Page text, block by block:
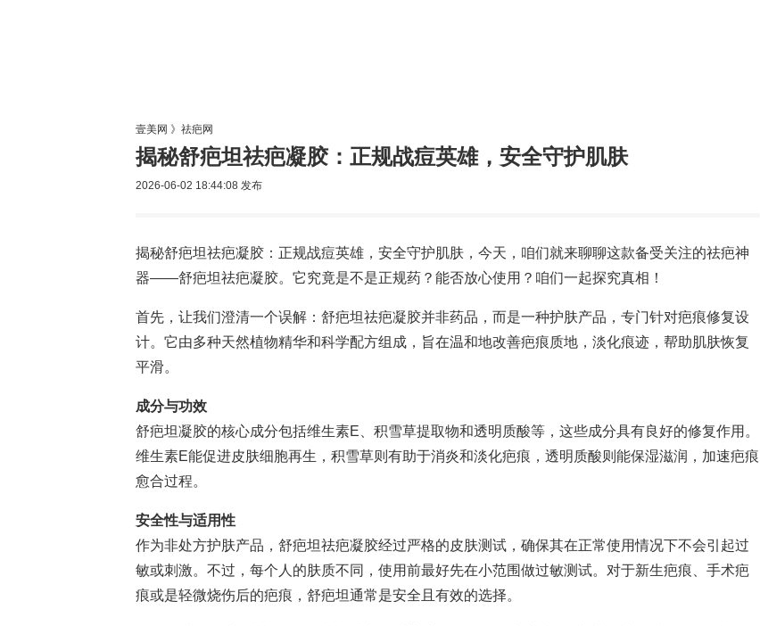
壹美网 》 祛疤网
揭秘舒疤坦祛疤凝胶：正规战痘英雄，安全守护肌肤
2026-06-02 18:44:08 发布
揭秘舒疤坦祛疤凝胶：正规战痘英雄，安全守护肌肤，今天，咱们就来聊聊这款备受关注的祛疤神
器——舒疤坦祛疤凝胶。它究竟是不是正规药？能否放心使用？咱们一起探究真相！
首先，让我们澄清一个误解：舒疤坦祛疤凝胶并非药品，而是一种护肤产品，专门针对疤痕修复设
计。它由多种天然植物精华和科学配方组成，旨在温和地改善疤痕质地，淡化痕迹，帮助肌肤恢复
平滑。
成分与功效
舒疤坦凝胶的核心成分包括维生素E、积雪草提取物和透明质酸等，这些成分具有良好的修复作用。
维生素E能促进皮肤细胞再生，积雪草则有助于消炎和淡化疤痕，透明质酸则能保湿滋润，加速疤痕
愈合过程。
安全性与适用性
作为非处方护肤产品，舒疤坦祛疤凝胶经过严格的皮肤测试，确保其在正常使用情况下不会引起过
敏或刺激。不过，每个人的肤质不同，使用前最好先在小范围做过敏测试。对于新生疤痕、手术疤
痕或是轻微烧伤后的疤痕，舒疤坦通常是安全且有效的选择。